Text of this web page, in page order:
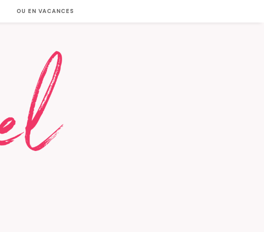
OU EN VACANCES